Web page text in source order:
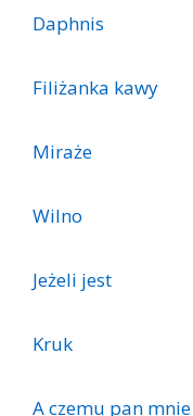
Daphnis
Filiżanka kawy
Miraże
Wilno
Jeżeli jest
Kruk
A czemu pan